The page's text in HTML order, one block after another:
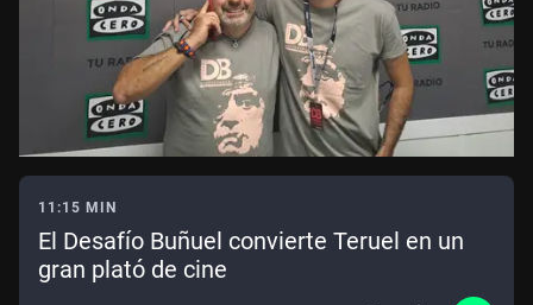
11:15 MIN
El Desafío Buñuel convierte Teruel en un
gran plató de cine